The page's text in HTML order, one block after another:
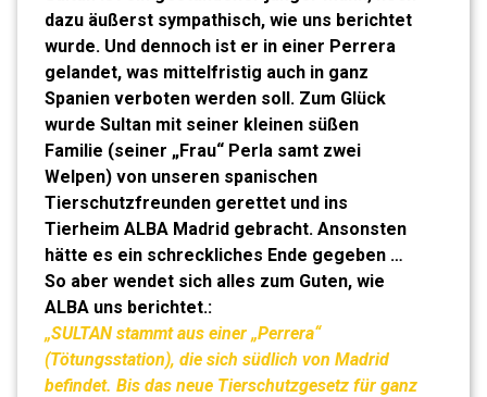
dazu äußerst sympathisch, wie uns berichtet
wurde. Und dennoch ist er in einer Perrera
gelandet, was mittelfristig auch in ganz
Spanien verboten werden soll. Zum Glück
wurde Sultan mit seiner kleinen süßen
Familie (seiner „Frau“ Perla samt zwei
Welpen) von unseren spanischen
Tierschutzfreunden gerettet und ins
Tierheim ALBA Madrid gebracht. Ansonsten
hätte es ein schreckliches Ende gegeben …
So aber wendet sich alles zum Guten, wie
ALBA uns berichtet.:
„SULTAN stammt aus einer „Perrera“
(Tötungsstation), die sich südlich von Madrid
befindet. Bis das neue Tierschutzgesetz für ganz